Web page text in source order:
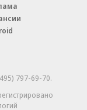
797-69-70.